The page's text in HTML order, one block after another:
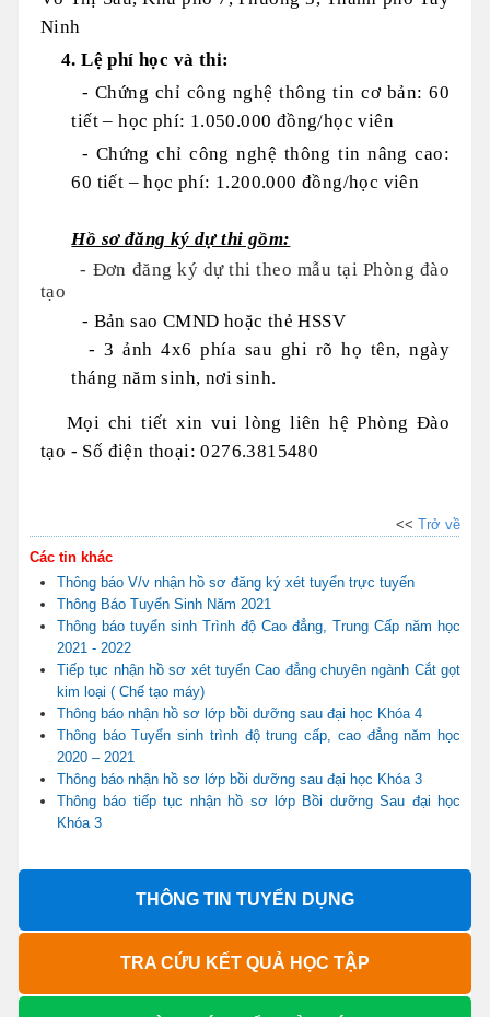
Ninh
4. Lệ phí học và thi:
- Chứng chỉ công nghệ thông tin cơ bản: 60
tiết – học phí: 1.050.000 đồng/học viên
- Chứng chỉ công nghệ thông tin nâng cao:
60 tiết – học phí: 1.200.000 đồng/học viên
Hồ sơ đăng ký dự thi gồm:
- Đơn đăng ký dự thi theo mẫu tại Phòng đào
tạo
- Bản sao CMND hoặc thẻ HSSV
- 3 ảnh 4x6 phía sau ghi rõ họ tên, ngày
tháng năm sinh, nơi sinh.
Mọi chi tiết xin vui lòng liên hệ Phòng Đào
tạo - Số điện thoại: 0276.3815480
<< Trở về
Các tin khác
Thông báo V/v nhận hồ sơ đăng ký xét tuyển trực tuyến
Thông Báo Tuyển Sinh Năm 2021
Thông báo tuyển sinh Trình độ Cao đẳng, Trung Cấp năm học
2021 - 2022
Tiếp tục nhận hồ sơ xét tuyển Cao đẳng chuyên ngành Cắt gọt
kim loại ( Chế tạo máy)
Thông báo nhận hồ sơ lớp bồi dưỡng sau đại học Khóa 4
Thông báo Tuyển sinh trình độ trung cấp, cao đẳng năm học
2020 – 2021
Thông báo nhận hồ sơ lớp bồi dưỡng sau đại học Khóa 3
Thông báo tiếp tục nhận hồ sơ lớp Bồi dưỡng Sau đại học
Khóa 3
THÔNG TIN TUYỂN DỤNG
TRA CỨU KẾT QUẢ HỌC TẬP